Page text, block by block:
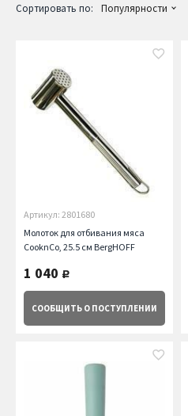
Сортировать по: Популярности
Артикул: 2801680
Молоток для отбивания мяса
CooknCo, 25.5 см BergHOFF
1 040 руб.
СООБЩИТЬ О ПОСТУПЛЕНИИ